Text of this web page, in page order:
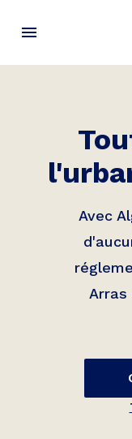
Avec
Arras